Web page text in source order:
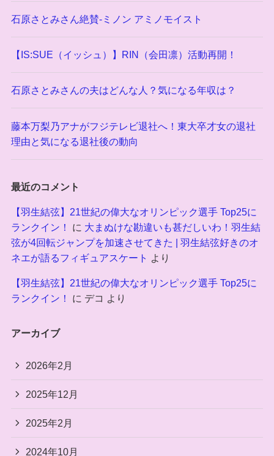
石原さとみさん絶賛-ミノン アミノモイスト
【IS:SUE（イッシュ）】RIN（会田凛）活動再開！
石原さとみさんの夫はどんな人？気になる年収は？
藤本万梨乃アナがフジテレビ退社へ！東大卒才女の退社
理由と気になる退社後の動向
最近のコメント
【羽生結弦】21世紀の偉大なオリンピック選手 Top25に
ランクイン！
に 大まぬけな勘違いも甚だしいわ！羽生結
弦が4回転ジャンプを加速させてきた | 羽生結弦好きのオ
ネエが語るフィギュアスケート より
【羽生結弦】21世紀の偉大なオリンピック選手 Top25に
ランクイン！
に デコ より
アーカイブ
2026年2月
2025年12月
2025年2月
2024年10月